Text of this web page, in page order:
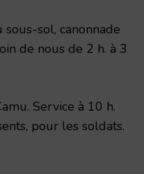
sol, canonnade
de nous de 2 h. à 3
Service à 10 h.
pour les soldats.